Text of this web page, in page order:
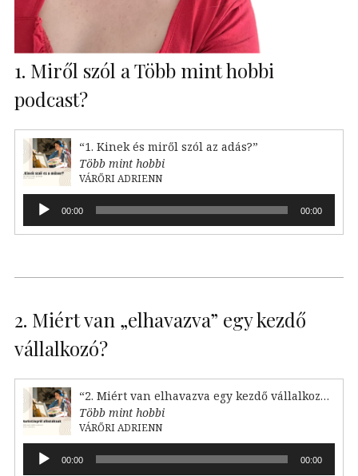
1. Miről szól a Több mint hobbi
podcast?
“1. Kinek és miről szól az adás?”
Több mint hobbi
VÁRŐRI ADRIENN
Audió
lejátszó00:00 00:00
2. Miért van „elhavazva” egy kezdő
vállalkozó?
“2. Miért van elhavazva egy kezdő vállalkozó?”
Több mint hobbi
VÁRŐRI ADRIENN
Audió
lejátszó00:00 00:00